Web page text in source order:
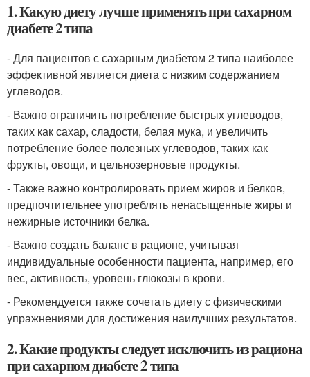
1. Какую диету лучше применять при сахарном
диабете 2 типа
- Для пациентов с сахарным диабетом 2 типа наиболее
эффективной является диета с низким содержанием
углеводов.
- Важно ограничить потребление быстрых углеводов,
таких как сахар, сладости, белая мука, и увеличить
потребление более полезных углеводов, таких как
фрукты, овощи, и цельнозерновые продукты.
- Также важно контролировать прием жиров и белков,
предпочтительнее употреблять ненасыщенные жиры и
нежирные источники белка.
- Важно создать баланс в рационе, учитывая
индивидуальные особенности пациента, например, его
вес, активность, уровень глюкозы в крови.
- Рекомендуется также сочетать диету с физическими
упражнениями для достижения наилучших результатов.
2. Какие продукты следует исключить из рациона
при сахарном диабете 2 типа